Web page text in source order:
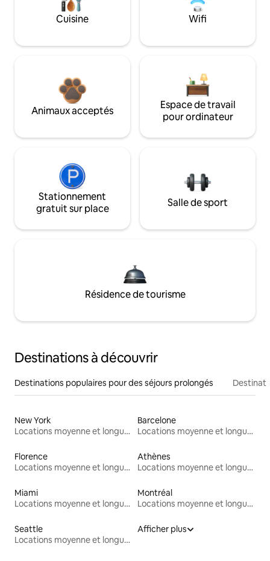
Cuisine Wifi
Animaux acceptés
Espace de travail
pour ordinateur
Stationnement
gratuit sur place
Salle de sport
Résidence de tourisme
Destinations à découvrir
Destinations populaires pour des séjours prolongés
New York
Locations moyenne et longue durée
Barcelone
Locations moyenne et longue durée
Florence
Locations moyenne et longue durée
Athènes
Locations moyenne et longue durée
Miami
Locations moyenne et longue durée
Montréal
Locations moyenne et longue durée
Seattle
Locations moyenne et longue durée
Afficher plus